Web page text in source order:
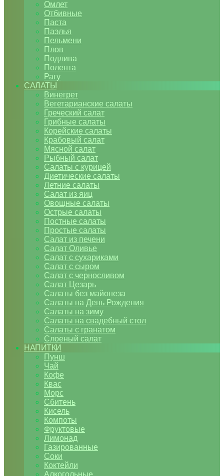
Омлет
Отбивные
Паста
Паэлья
Пельмени
Плов
Подлива
Полента
Рагу
САЛАТЫ
Винегрет
Вегетарианские салаты
Греческий салат
Грибные салаты
Корейские салаты
Крабовый салат
Мясной салат
Рыбный салат
Салаты с курицей
Диетические салаты
Летние салаты
Салат из яиц
Овощные салаты
Острые салаты
Постные салаты
Простые салаты
Салат из печени
Салат Оливье
Салат с сухариками
Салат с сыром
Салат с черносливом
Салат Цезарь
Салаты без майонеза
Салаты на День Рождения
Салаты на зиму
Салаты на свадебный стол
Салаты с гранатом
Слоеный салат
НАПИТКИ
Пунш
Чай
Кофе
Квас
Морс
Сбитень
Кисель
Компоты
Фруктовые
Лимонад
Газированные
Соки
Коктейли
Алкогольные